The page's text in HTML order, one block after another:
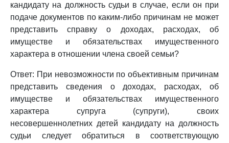
кандидату на должность судьи в случае, если он при
подаче документов по каким-либо причинам не может
представить справку о доходах, расходах, об
имуществе и обязательствах имущественного
характера в отношении члена своей семьи?
Ответ: При невозможности по объективным причинам
представить сведения о доходах, расходах, об
имуществе и обязательствах имущественного
характера супруга (супруги), своих
несовершеннолетних детей кандидату на должность
судьи следует обратиться в соответствующую